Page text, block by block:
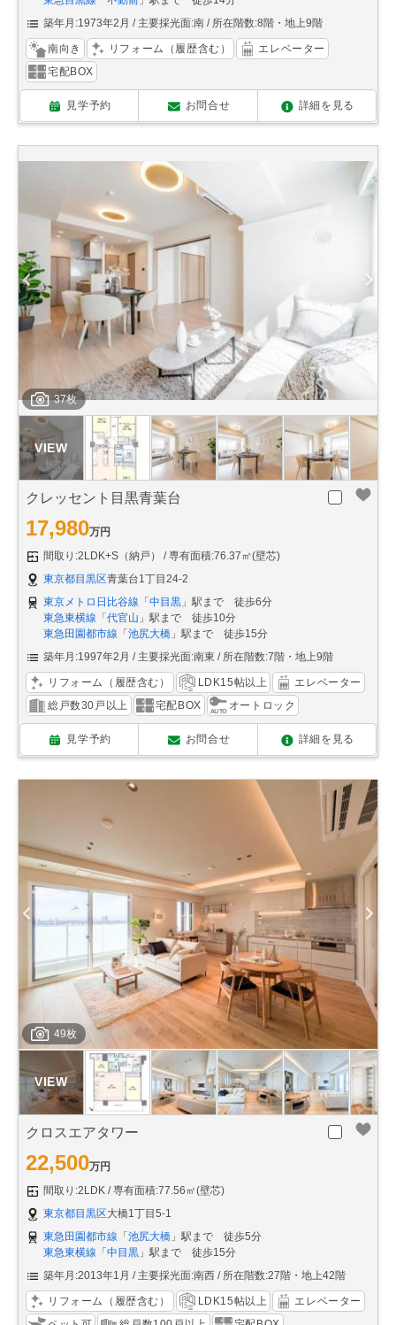
築年月:1973年2月
主要採光面:南 所在階数:8階・地上9階
南向き リフォーム（履歴含む）
エレベーター
宅配BOX
見学予約 お問合せ 詳細を見る
37枚
クレッセント目黒青葉台
17,980万円
間取り:2LDK+S（納戸）
専有面積:76.37㎡(壁芯)
東京都目黒区青葉台1丁目24-2
東京メトロ日比谷線 「 中目黒 」駅まで 徒歩6分
東急東横線 「 代官山 」駅まで 徒歩10分
東急田園都市線 「 池尻大橋 」駅まで 徒歩15分
築年月:1997年2月
主要採光面:南東 所在階数:7階・地上9階
リフォーム（履歴含む） LDK15帖以上
エレベーター
総戸数30戸以上
宅配BOX オートロック
見学予約 お問合せ 詳細を見る
49枚
クロスエアタワー
22,500万円
間取り:2LDK
専有面積:77.56㎡(壁芯)
東京都目黒区大橋1丁目5-1
東急田園都市線 「池尻大橋 」駅まで 徒歩5分
東急東横線 「中目黒 」駅まで 徒歩15分
築年月:2013年1月
主要採光面:南西 所在階数:27階・地上42階
リフォーム（履歴含む） LDK15帖以上
エレベーター